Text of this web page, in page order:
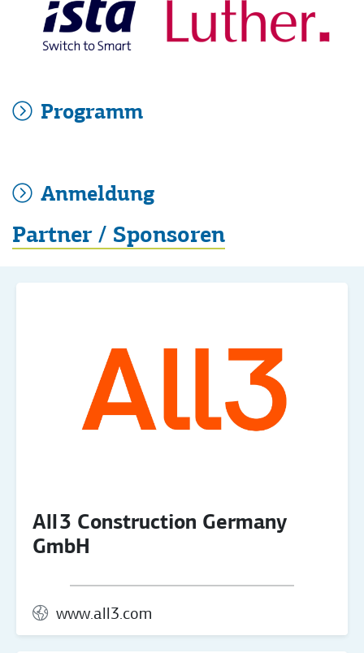
Programm
Anmeldung
Partner / Sponsoren
All 3 Construction Germany
GmbH
www.all3.com